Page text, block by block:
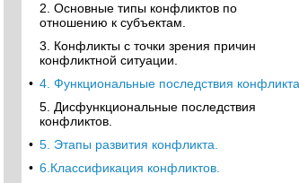
2. Основные типы конфликтов по
отношению к субъектам.
3. Конфликты с точки зрения причин
конфликтной ситуации.
• 4. Функциональные последствия конфликта.
5. Дисфункциональные последствия
конфликтов.
• 5. Этапы развития конфликта.
• 6.Классификация конфликтов.